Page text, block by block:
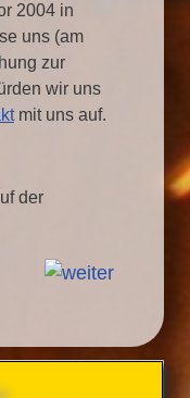
2004 in
uns (am
zur
wir uns
mit uns auf.
der